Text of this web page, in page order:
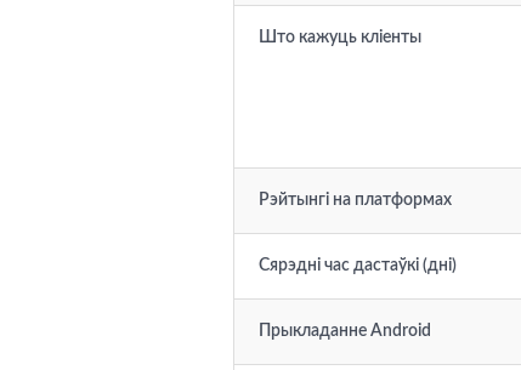
Што кажуць кліенты
Рэйтынгі на платформах
Сярэдні час дастаўкі (дні)
Прыкладанне Android